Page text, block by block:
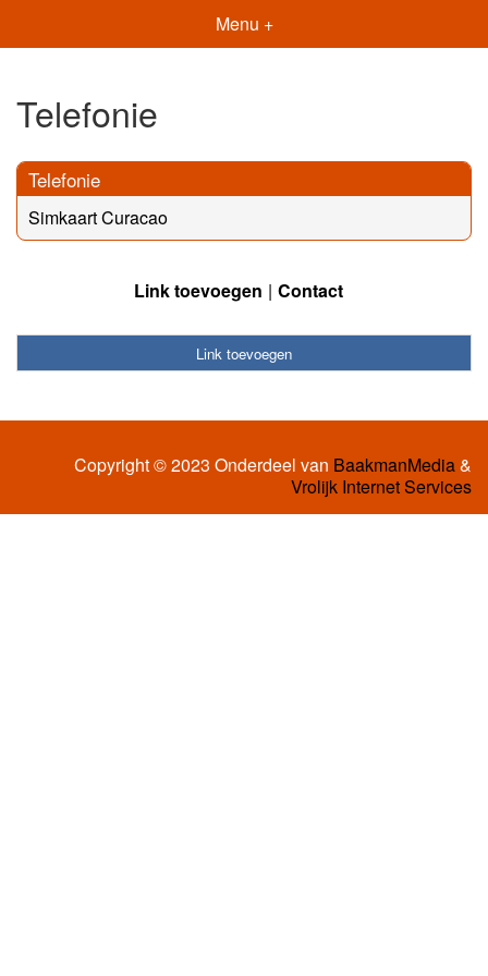
Menu +
Telefonie
Telefonie
Simkaart Curacao
Link toevoegen Contact
Link toevoegen
Copyright © 2023 Onderdeel van BaakmanMedia&
Vrolijk Internet Services